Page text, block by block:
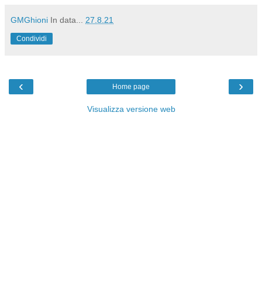
GMGhioni In data... 27.8.21
Condividi
‹ ›
Home page
Visualizza versione web